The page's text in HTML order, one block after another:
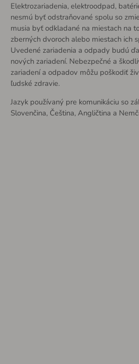
Elektrozariadenia, elektroodpad,
nesmú byť odstraňované spolu so
musia byť odkladané na miestach na
zberných dvoroch alebo miestach ich
Uvedené zariadenia a odpady budú
nových zariadení. Nebezpečné a
zariadení a odpadov môžu poškodiť
ľudské zdravie.
Jazyk používaný pre komunikáciu so
Slovenčina, Čeština, Angličtina a